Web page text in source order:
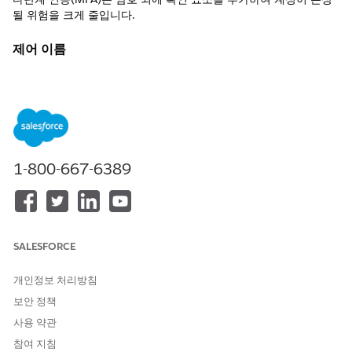
될 위험을 크게 줄입니다.
제어 이름
권장 구성
직접 로그인, 싱글사인온(SSO), API 액세스를 포함한 모든 사용자
인증 경로에 MFA를 적용합니다.
MFA는 암호 외에도 요소를 추가하여 계정이 손상될 위험을 크게 줄
위한 MFA 적용을 지원하여 환경 전반에서 사용자, 통합, 중요한 데
MFA를 사용하지 않으면 암호로만 계정을 보호하며 암호를 도난, 추
측 또는 재사용할 수 있으므로 무단 액세스 가능성이 크게 증가합니
다. 이는 특히 특권 사용자 및 API 통합에 적용됩니다.
1-800-667-6389
SALESFORCE
개인정보 처리방침
보안 정책
사용 약관
참여 지침